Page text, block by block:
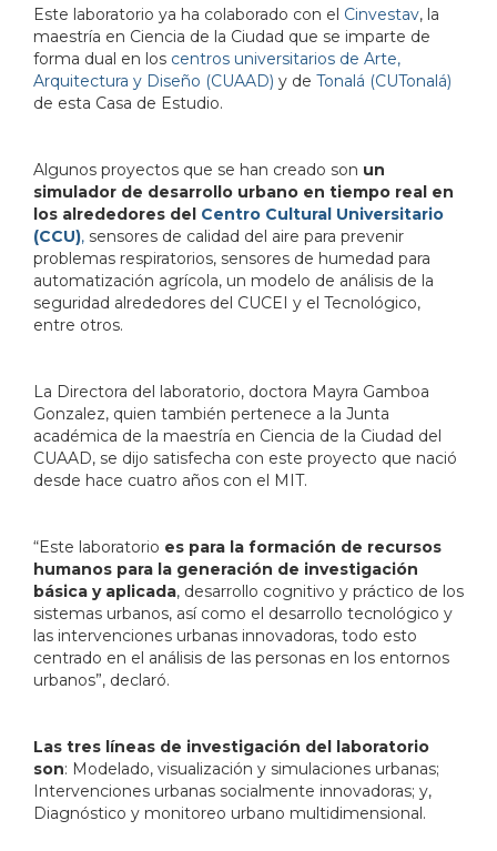
Este laboratorio ya ha colaborado con el Cinvestav, la
maestría en Ciencia de la Ciudad que se imparte de
forma dual en los centros universitarios de Arte,
Arquitectura y Diseño (CUAAD) y de Tonalá (CUTonalá)
de esta Casa de Estudio.
Algunos proyectos que se han creado son un
simulador de desarrollo urbano en tiempo real en
los alrededores del Centro Cultural Universitario
(CCU), sensores de calidad del aire para prevenir
problemas respiratorios, sensores de humedad para
automatización agrícola, un modelo de análisis de la
seguridad alrededores del CUCEI y el Tecnológico,
entre otros.
La Directora del laboratorio, doctora Mayra Gamboa
Gonzalez, quien también pertenece a la Junta
académica de la maestría en Ciencia de la Ciudad del
CUAAD, se dijo satisfecha con este proyecto que nació
desde hace cuatro años con el MIT.
“Este laboratorio es para la formación de recursos
humanos para la generación de investigación
básica y aplicada, desarrollo cognitivo y práctico de los
sistemas urbanos, así como el desarrollo tecnológico y
las intervenciones urbanas innovadoras, todo esto
centrado en el análisis de las personas en los entornos
urbanos”, declaró.
Las tres líneas de investigación del laboratorio
son: Modelado, visualización y simulaciones urbanas;
Intervenciones urbanas socialmente innovadoras; y,
Diagnóstico y monitoreo urbano multidimensional.